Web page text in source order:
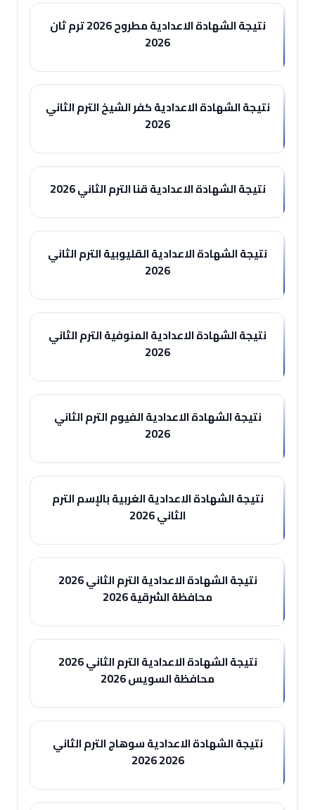
نتيجة الشهادة الاعدادية مطروح 2026 ترم ثان
2026
نتيجة الشهادة الاعدادية كفر الشيخ الترم الثاني
2026
نتيجة الشهادة الاعدادية قنا الترم الثاني 2026
نتيجة الشهادة الاعدادية القليوبية الترم الثاني
2026
نتيجة الشهادة الاعدادية المنوفية الترم الثاني
2026
نتيجة الشهادة الاعدادية الفيوم الترم الثاني
2026
نتيجة الشهادة الاعدادية الغربية بالإسم الترم
الثاني 2026
نتيجة الشهادة الاعدادية الترم الثاني 2026
محافظة الشرقية 2026
نتيجة الشهادة الاعدادية الترم الثاني 2026
محافظة السويس 2026
نتيجة الشهادة الاعدادية سوهاج الترم الثاني
2026 2026